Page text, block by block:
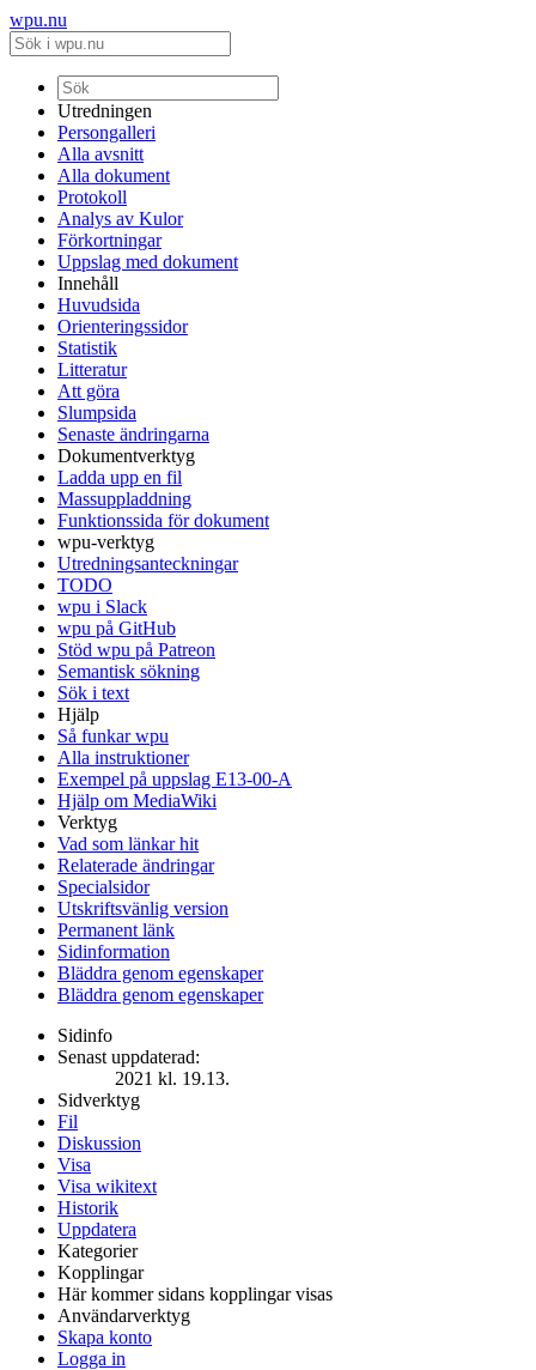
wpu.nu
Utredningen
Persongalleri
Alla avsnitt
Alla dokument
Protokoll
Analys av Kulor
Förkortningar
Uppslag med dokument
Innehåll
Huvudsida
Orienteringssidor
Statistik
Litteratur
Att göra
Slumpsida
Senaste ändringarna
Dokumentverktyg
Ladda upp en fil
Massuppladdning
Funktionssida för dokument
wpu-verktyg
Utredningsanteckningar
TODO
wpu i Slack
wpu på GitHub
Stöd wpu på Patreon
Semantisk sökning
Sök i text
Hjälp
Så funkar wpu
Alla instruktioner
Exempel på uppslag E13-00-A
Hjälp om MediaWiki
Verktyg
Vad som länkar hit
Relaterade ändringar
Specialsidor
Utskriftsvänlig version
Permanent länk
Sidinformation
Bläddra genom egenskaper
Bläddra genom egenskaper
Sidinfo
Senast uppdaterad:
2021 kl. 19.13.
Sidverktyg
Fil
Diskussion
Visa
Visa wikitext
Historik
Uppdatera
Kategorier
Kopplingar
Här kommer sidans kopplingar visas
Användarverktyg
Skapa konto
Logga in